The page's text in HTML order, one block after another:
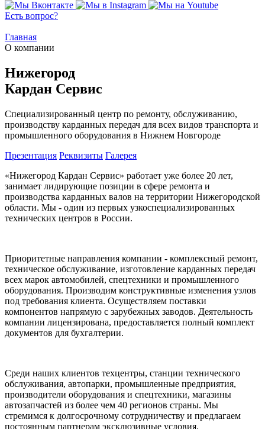
Есть вопрос?
Главная
О компании
Нижегород
Кардан Сервис
Специализированный центр по ремонту, обслуживанию,
производству карданных передач для всех видов транспорта и
промышленного оборудования в Нижнем Новгороде
Презентация Реквизиты Галерея
«Нижегород Кардан Сервис» работает уже более 20 лет,
занимает лидирующие позиции в сфере ремонта и
производства карданных валов на территории Нижегородской
области. Мы - один из первых узкоспециализированных
технических центров в России.
Приоритетные направления компании - комплексный ремонт,
техническое обслуживание, изготовление карданных передач
всех марок автомобилей, спецтехники и промышленного
оборудования. Производим конструктивные изменения узлов
под требования клиента. Осуществляем поставки
компонентов напрямую с зарубежных заводов. Деятельность
компании лицензирована, предоставляется полный комплект
документов для бухгалтерии.
Среди наших клиентов техцентры, станции технического
обслуживания, автопарки, промышленные предприятия,
производители оборудования и спецтехники, магазины
автозапчастей из более чем 40 регионов страны. Мы
стремимся к долгосрочному сотрудничеству и предлагаем
постоянным партнерам эксклюзивные условия.